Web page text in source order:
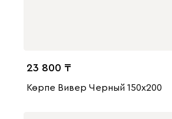
23 800
Көрпе Вивер Черный 150x200